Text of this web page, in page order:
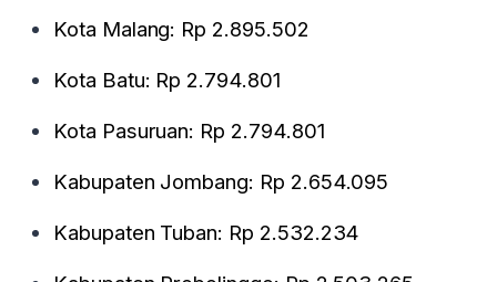
Kota Malang: Rp 2.895.502
Kota Batu: Rp 2.794.801
Kota Pasuruan: Rp 2.794.801
Kabupaten Jombang: Rp 2.654.095
Kabupaten Tuban: Rp 2.532.234